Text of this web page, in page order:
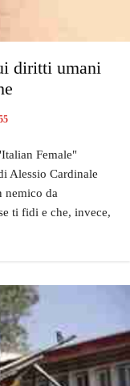
diritti umani
Female"
Alessio Cardinale
nemico da
ti fidi e che, invece,